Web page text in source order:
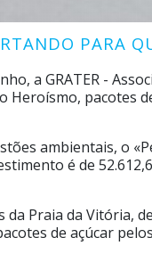
PARA
a GRATER -
pacotes
ambientais, o
é de
Praia da Vitória,
de açúcar